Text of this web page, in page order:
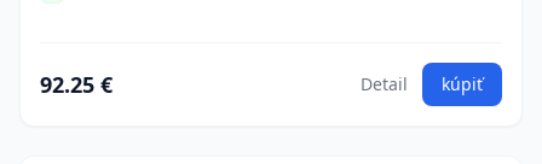
92.25 € Detail kúpiť